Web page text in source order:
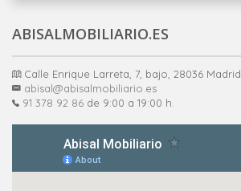
ABISALMOBILIARIO.ES
Calle Enrique Larreta, 7, bajo, 28036 Madrid
abisal@abisalmobiliario.es
91 378 92 86 de 9:00 a 19:00 h.